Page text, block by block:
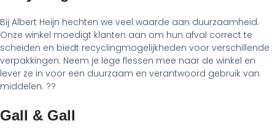
Bij Albert Heijn hechten we veel waarde aan duurzaamheid.
Onze winkel moedigt klanten aan om hun afval correct te
scheiden en biedt recyclingmogelijkheden voor verschillende
verpakkingen. Neem je lege flessen mee naar de winkel en
lever ze in voor een duurzaam en verantwoord gebruik van
middelen. ??
Gall & Gall